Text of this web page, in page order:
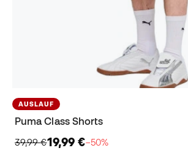
AUSLAUF
Puma Class Shorts
39,99 €19,99 €−50%